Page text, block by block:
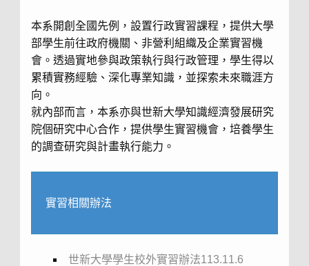
本系開創全國先例，設置行政實習課程，提供大學
部學生前往政府機關、非營利組織及企業實習機
會。透過實地參與政策執行與行政管理，學生得以
累積實務經驗、深化專業知識，並探索未來職涯方
向。
就內部而言，本系亦與世新大學知識經濟發展研究
院個研究中心合作，提供學生實習機會，培養學生
的調查研究與計畫執行能力。
實習相關辦法
世新大學學生校外實習辦法113.11.6